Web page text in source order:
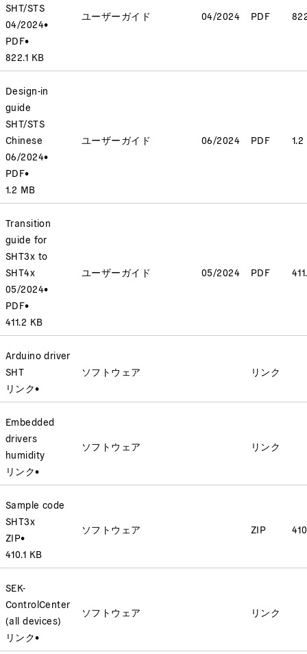
SHT/STS
04/2024•
PDF•
822.1 KB
ユーザーガイド 04/2024 PDF
Design-in
guide
SHT/STS
Chinese
06/2024•
PDF•
1.2 MB
ユーザーガイド 06/2024 PDF
Transition
guide for
SHT3x to
SHT4x
05/2024•
PDF•
411.2 KB
ユーザーガイド 05/2024 PDF
Arduino driver
SHT
リンク•
ソフトウェア リンク
Embedded
drivers
humidity
リンク•
ソフトウェア リンク
Sample code
SHT3x
ZIP•
410.1 KB
ソフトウェア ZIP
SEK-
ControlCenter
(all devices)
リンク•
ソフトウェア リンク